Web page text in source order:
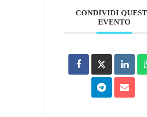
CONDIVIDI
EVENTO